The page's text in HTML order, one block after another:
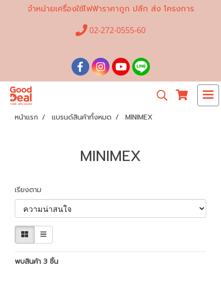
จำหน่ายเครื่องใช้ไฟฟ้าราคาถูก ปลีก ส่ง โครงการ
02-272-0555-60
หน้าแรก แบรนด์สินค้าทั้งหมด MINIMEX
MINIMEX
เรียงตาม
พบสินค้า 3 ชิ้น